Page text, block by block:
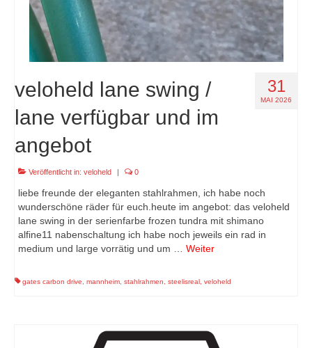
31
MAI 2026
veloheld lane swing /
lane verfügbar und im
angebot
Veröffentlicht in: veloheld 0
liebe freunde der eleganten stahlrahmen, ich habe noch
wunderschöne räder für euch.heute im angebot: das veloheld
lane swing in der serienfarbe frozen tundra mit shimano
alfine11 nabenschaltung ich habe noch jeweils ein rad in
medium und large vorrätig und um … Weiter
gates carbon drive, mannheim, stahlrahmen, steelisreal, veloheld